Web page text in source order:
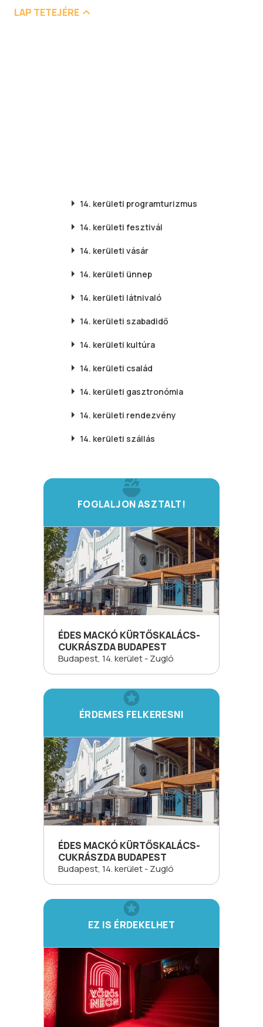
LAP TETEJÉRE
14. kerületi programturizmus
14. kerületi fesztivál
14. kerületi vásár
14. kerületi ünnep
14. kerületi látnivaló
14. kerületi szabadidő
14. kerületi kultúra
14. kerületi család
14. kerületi gasztronómia
14. kerületi rendezvény
14. kerületi szállás
FOGLALJON ASZTALT!
ÉDES MACKÓ KÜRTŐSKALÁCS-
CUKRÁSZDA BUDAPEST
Budapest, 14. kerület - Zugló
ÉRDEMES FELKERESNI
ÉDES MACKÓ KÜRTŐSKALÁCS-
CUKRÁSZDA BUDAPEST
Budapest, 14. kerület - Zugló
EZ IS ÉRDEKELHET